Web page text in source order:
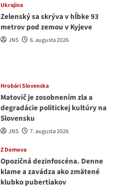
Ukrajina
Zelenský sa skrýva v hĺbke 93
metrov pod zemou v Kyjeve
JNS 6. augusta 2026
Hrobári Slovenska
Matovič je zosobnením zla a
degradácie politickej kultúry na
Slovensku
JNS 7. augusta 2026
Z Domova
Opozičná dezinfoscéna. Denne
klame a zavádza ako zmätené
klubko pubertiakov